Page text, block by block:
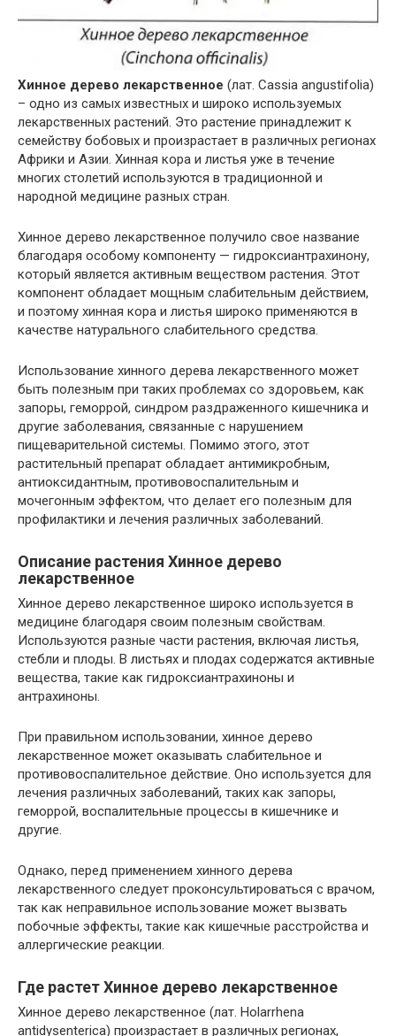
Хинное дерево лекарственное (лат. Cassia angustifolia)
– одно из самых известных и широко используемых
лекарственных растений. Это растение принадлежит к
семейству бобовых и произрастает в различных регионах
Африки и Азии. Хинная кора и листья уже в течение
многих столетий используются в традиционной и
народной медицине разных стран.
Хинное дерево лекарственное получило свое название
благодаря особому компоненту — гидроксиантрахинону,
который является активным веществом растения. Этот
компонент обладает мощным слабительным действием,
и поэтому хинная кора и листья широко применяются в
качестве натурального слабительного средства.
Использование хинного дерева лекарственного может
быть полезным при таких проблемах со здоровьем, как
запоры, геморрой, синдром раздраженного кишечника и
другие заболевания, связанные с нарушением
пищеварительной системы. Помимо этого, этот
растительный препарат обладает антимикробным,
антиоксидантным, противовоспалительным и
мочегонным эффектом, что делает его полезным для
профилактики и лечения различных заболеваний.
Описание растения Хинное дерево
лекарственное
Хинное дерево лекарственное широко используется в
медицине благодаря своим полезным свойствам.
Используются разные части растения, включая листья,
стебли и плоды. В листьях и плодах содержатся активные
вещества, такие как гидроксиантрахиноны и
антрахиноны.
При правильном использовании, хинное дерево
лекарственное может оказывать слабительное и
противовоспалительное действие. Оно используется для
лечения различных заболеваний, таких как запоры,
геморрой, воспалительные процессы в кишечнике и
другие.
Однако, перед применением хинного дерева
лекарственного следует проконсультироваться с врачом,
так как неправильное использование может вызвать
побочные эффекты, такие как кишечные расстройства и
аллергические реакции.
Где растет Хинное дерево лекарственное
Хинное дерево лекарственное (лат. Holarrhena
antidysenterica) произрастает в различных регионах,